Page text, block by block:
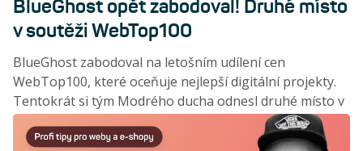
BlueGhost opět zabodoval! Druhé místo
v soutěži WebTop100
BlueGhost zabodoval na letošním udílení cen
WebTop100, které oceňuje nejlepší digitální projekty.
Tentokrát si tým Modrého ducha odnesl druhé místo v
kategorii E-commerce B2C za projekt PrintScreen.cz!